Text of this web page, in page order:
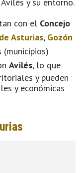
con el Concejo
Asturias, Gozón
(municipios)
Avilés, lo que
y pueden
y económicas